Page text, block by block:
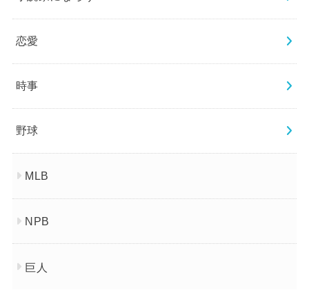
恋愛
時事
野球
MLB
NPB
巨人